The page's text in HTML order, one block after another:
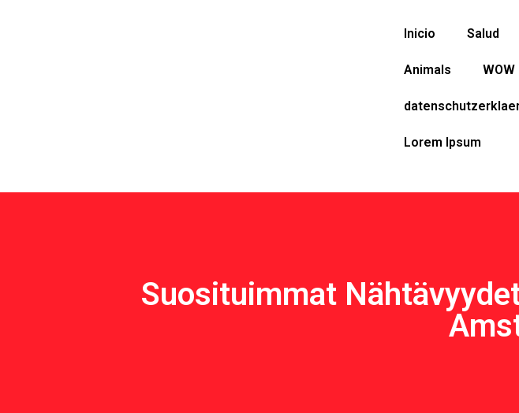
Inicio Salud
Animals WOW
Lorem Ipsum
Suosituimmat